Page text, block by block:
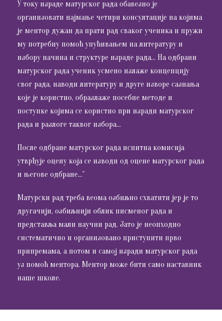
У току израде матурског рада обавезно је
организовати најмање четири консултације на којима
је ментор дужан да прати рад сваког ученика и пружи
му потребну помоћ упућивањем на литературу и
избору начина и структуре израде рада… На одбрани
матурског рада ученик усмено излаже концепцију
свог рада, наводи литературу и друге изворе сазнања
које је користио, образлаже посебне методе и
поступке којима се користио при изради матурског
рада и разлоге таквог избора…
После одбране матурског рада испитна комисија
утврђује оцену која се изводи од оцене матурског рада
и његове одбране…“
Матурски рад треба веома озбиљно схватити јер је то
другачији, озбиљнији облик писменог рада и
представља мали научни рад. Зато је неопходно
систематично и организовано приступити прво
припремама, а потом и самој изради матурског рада
уз помоћ ментора. Ментор може бити само наставник
наше школе.